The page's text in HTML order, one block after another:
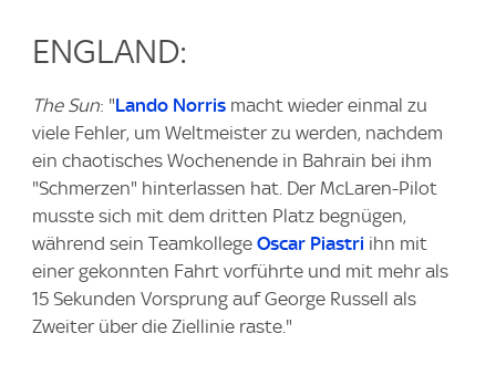
ENGLAND:
The Sun: "Lando Norris macht wieder einmal zu
viele Fehler, um Weltmeister zu werden, nachdem
ein chaotisches Wochenende in Bahrain bei ihm
"Schmerzen" hinterlassen hat. Der McLaren-Pilot
musste sich mit dem dritten Platz begnügen,
während sein Teamkollege Oscar Piastri ihn mit
einer gekonnten Fahrt vorführte und mit mehr als
15 Sekunden Vorsprung auf George Russell als
Zweiter über die Ziellinie raste."